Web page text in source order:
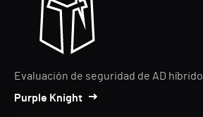
Evaluación de seguridad de AD híbrido
Purple Knight